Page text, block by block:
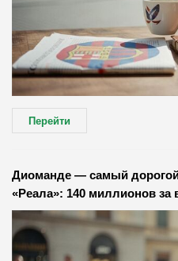
Перейти
Диоманде — самый
«Реала»: 140 миллионов за